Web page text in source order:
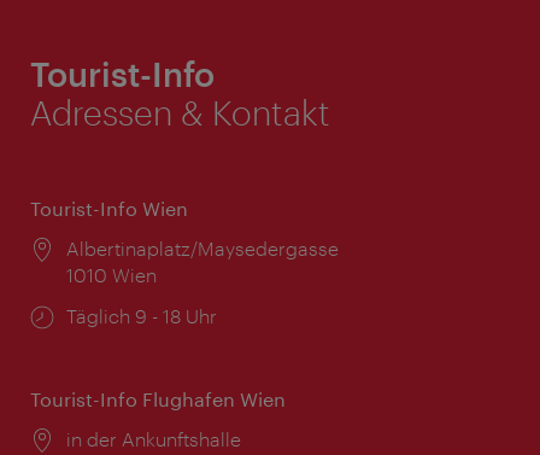
Tourist-Info
Adressen & Kontakt
Tourist-Info Wien
Ort:
Albertinaplatz/Maysedergasse
1010 Wien
Öffnungszeiten:
Täglich 9 - 18 Uhr
Tourist-Info Flughafen Wien
Ort:
in der Ankunftshalle